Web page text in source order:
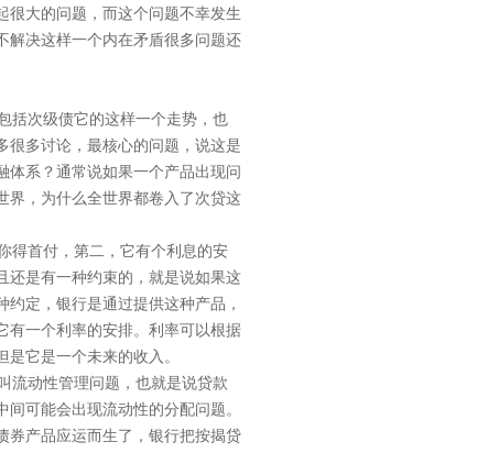
很大的问题，而这个问题不幸发生
解决这样一个内在矛盾很多问题还
括次级债它的这样一个走势，也
很多讨论，最核心的问题，说这是
体系？通常说如果一个产品出现问
界，为什么全世界都卷入了次贷这
得首付，第二，它有个利息的安
还是有一种约束的，就是说如果这
定，银行是通过提供这种产品，
有一个利率的安排。利率可以根据
它是一个未来的收入。
流动性管理问题，也就是说贷款
可能会出现流动性的分配问题。
券产品应运而生了，银行把按揭贷